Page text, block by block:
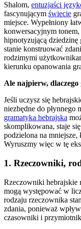
Shalom, entuzjaści
fascynującym świecie
miejsce. Wypełniony
konwersacyjnym
hipnotyzującą
stanie konstruować
rodzimymi
kierunku opanowania
Ale najpierw,
Jeśli uczysz się
niezbędne do płynnego
gramatyka hebrajska
skomplikowana, staje
podzielona na mniejsze,
Wyruszmy więc w tę
1. Rzeczowniki,
Rzeczowniki
mogą występować w
rodzaju rzeczownika
zdania, ponieważ
czasowniki i